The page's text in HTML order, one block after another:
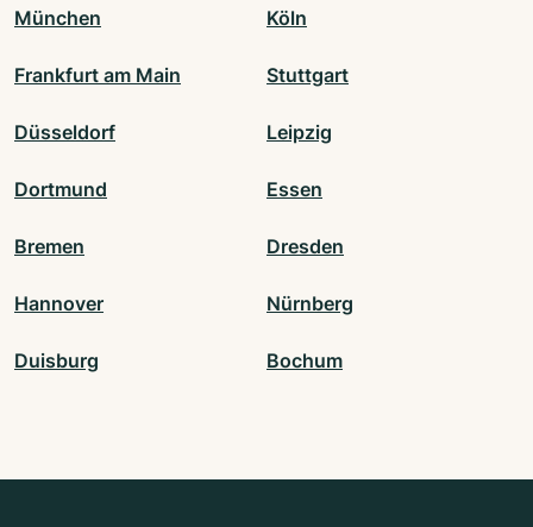
München Köln
Frankfurt am Main Stuttgart
Düsseldorf Leipzig
Dortmund Essen
Bremen Dresden
Hannover Nürnberg
Duisburg Bochum